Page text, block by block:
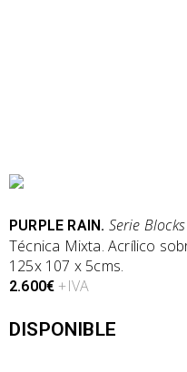
PURPLE RAIN. Serie
Técnica Mixta. Acrílico
125x 107 x 5cms.
2.600€ +IVA
DISPONIBLE